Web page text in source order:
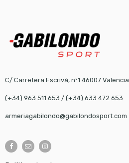
C/ Carretera Escrivá, nº1 46007 Valencia
(+34) 963 511 653 / (+34) 633 472 653
armeriagabilondo@gabilondosport.com